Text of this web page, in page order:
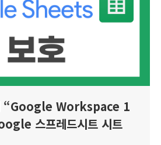
“Google Workspace 1
스프레드시트 시트